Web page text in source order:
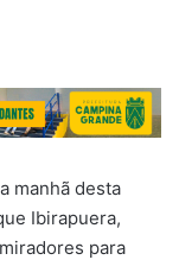
manhã desta
Ibirapuera,
para